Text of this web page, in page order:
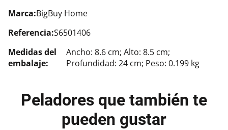
Marca:BigBuy Home
Referencia:S6501406
Medidas del
embalaje:
Ancho: 8.6 cm; Alto: 8.5 cm;
Profundidad: 24 cm; Peso: 0.199 kg
Peladores que también te
pueden gustar